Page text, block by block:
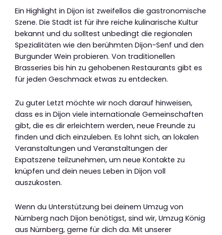
Ein Highlight in Dijon ist zweifellos die gastronomische
Szene. Die Stadt ist für ihre reiche kulinarische Kultur
bekannt und du solltest unbedingt die regionalen
Spezialitäten wie den berühmten Dijon-Senf und den
Burgunder Wein probieren. Von traditionellen
Brasseries bis hin zu gehobenen Restaurants gibt es
für jeden Geschmack etwas zu entdecken.
Zu guter Letzt möchte wir noch darauf hinweisen,
dass es in Dijon viele internationale Gemeinschaften
gibt, die es dir erleichtern werden, neue Freunde zu
finden und dich einzuleben. Es lohnt sich, an lokalen
Veranstaltungen und Veranstaltungen der
Expatszene teilzunehmen, um neue Kontakte zu
knüpfen und dein neues Leben in Dijon voll
auszukosten.
Wenn du Unterstützung bei deinem Umzug von
Nürnberg nach Dijon benötigst, sind wir, Umzug König
aus Nürnberg, gerne für dich da. Mit unserer